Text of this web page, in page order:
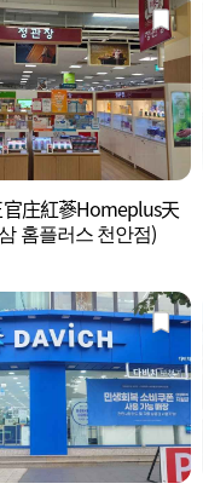
庄紅蔘Homeplus天
홈플러스 천안점)